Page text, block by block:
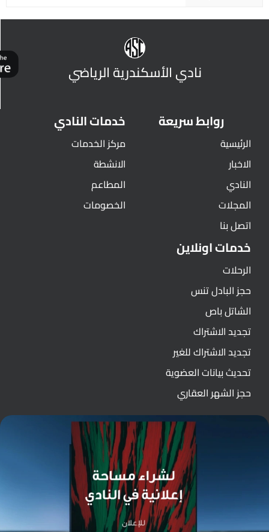
نادي الأسكندرية الرياضي
روابط سريعة
الرئيسية
الاخبار
النادي
المجلات
اتصل بنا
خدمات النادي
مركز الخدمات
الانشطة
المطاعم
الخصومات
خدمات اونلاين
الرحلات
حجز البادل تنس
الشاتل باص
تجديد الاشتراك
تجديد الاشتراك للغير
تحديث بيانات العضوية
حجز الشهر العقاري